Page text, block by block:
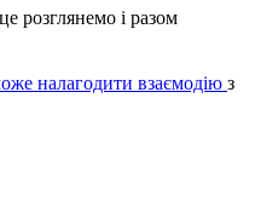
розглянемо і разом
налагодити взаємодію з